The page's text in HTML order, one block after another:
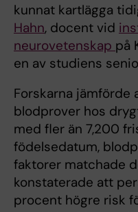
kunnat kartlägga
Hahn, docent vid
neurovetenskap på
en av studiens
Forskarna jämförde
blodprover hos
med fler än 7,200
födelsedatum,
faktorer matchade
konstaterade att
procent högre risk